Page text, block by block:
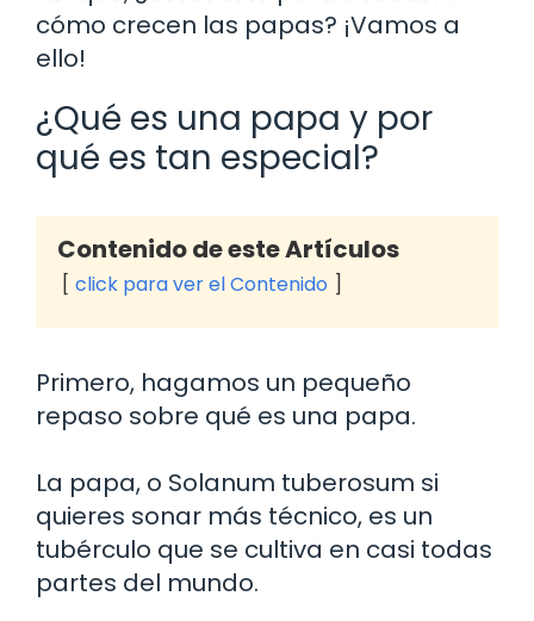
cómo crecen las papas? ¡Vamos a
ello!
¿Qué es una papa y por
qué es tan especial?
Contenido de este Artículos
click para ver el Contenido
Primero, hagamos un pequeño
repaso sobre qué es una papa.
La papa, o Solanum tuberosum si
quieres sonar más técnico, es un
tubérculo que se cultiva en casi todas
partes del mundo.